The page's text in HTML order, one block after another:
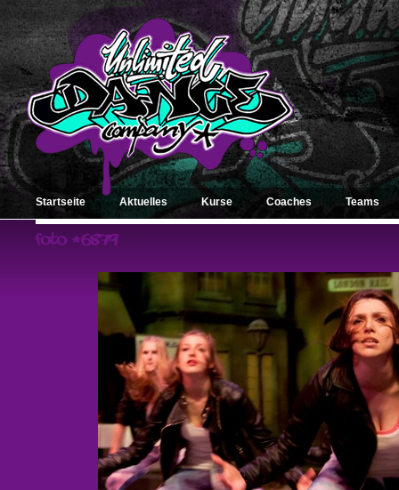
Startseite Aktuelles Kurse Coaches Teams